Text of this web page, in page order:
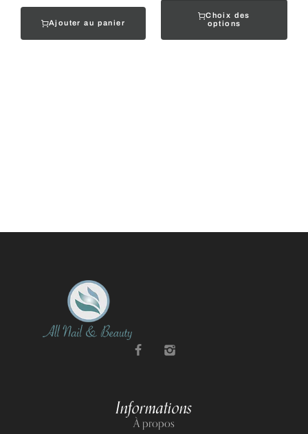
Ajouter au panier
Choix des
options
Informations
À propos